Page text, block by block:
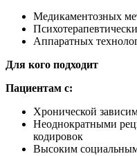
Медикаментозных
Аппаратных
Для кого подходит
Пациентам с:
Хронической
Неоднократными
кодировок
Высоким